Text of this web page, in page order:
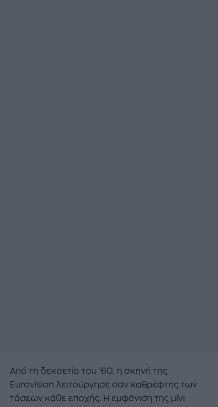
Από τη δεκαετία του ’60, η σκηνή της
Eurovision λειτούργησε σαν καθρέφτης των
τάσεων κάθε εποχής. Η εμφάνιση της μίνι